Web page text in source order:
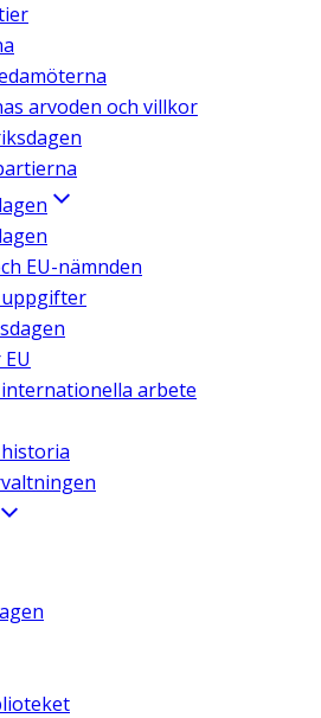
arvoden och villkor
EU-nämnden
uppgifter
internationella arbete